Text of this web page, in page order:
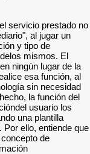
La sentencia
tienela
papel activo
contenidos y la
recurrente
leyse impide que el
tratarse
de intervención de
alojador de datos
datos de una
yestableciendo
la
intermediario de la